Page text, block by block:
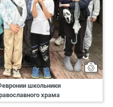
школьники
храма